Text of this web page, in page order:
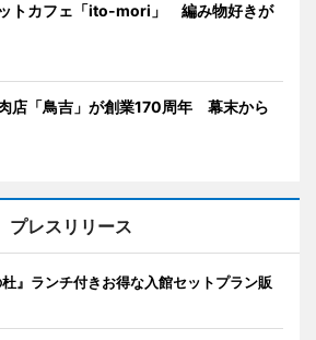
トカフェ「ito-mori」 編み物好きが
店「鳥吉」が創業170周年 幕末から
プレスリリース
』ランチ付きお得な入館セットプラン販